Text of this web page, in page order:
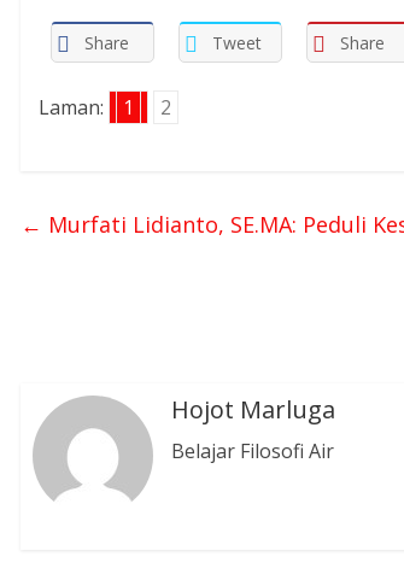
Share Tweet Share
Laman: 1 2
← Murfati Lidianto, SE.MA: Peduli
Hojot Marluga
Belajar Filosofi Air